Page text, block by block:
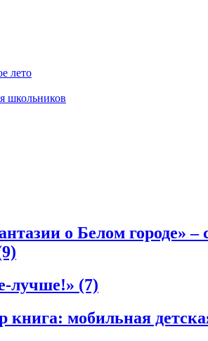
лето
школьников
о Белом городе»
лучше!» (7)
книга: мобильная